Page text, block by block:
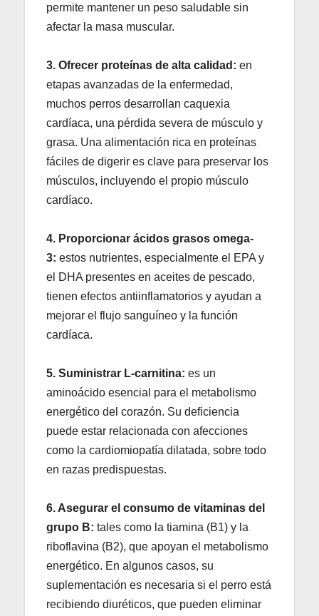
permite mantener un peso saludable sin
afectar la masa muscular.
3. Ofrecer proteínas de alta calidad: en
etapas avanzadas de la enfermedad,
muchos perros desarrollan caquexia
cardíaca, una pérdida severa de músculo y
grasa. Una alimentación rica en proteínas
fáciles de digerir es clave para preservar los
músculos, incluyendo el propio músculo
cardíaco.
4. Proporcionar ácidos grasos omega-
3: estos nutrientes, especialmente el EPA y
el DHA presentes en aceites de pescado,
tienen efectos antiinflamatorios y ayudan a
mejorar el flujo sanguíneo y la función
cardíaca.
5. Suministrar L-carnitina: es un
aminoácido esencial para el metabolismo
energético del corazón. Su deficiencia
puede estar relacionada con afecciones
como la cardiomiopatía dilatada, sobre todo
en razas predispuestas.
6. Asegurar el consumo de vitaminas del
grupo B: tales como la tiamina (B1) y la
riboflavina (B2), que apoyan el metabolismo
energético. En algunos casos, su
suplementación es necesaria si el perro está
recibiendo diuréticos, que pueden eliminar